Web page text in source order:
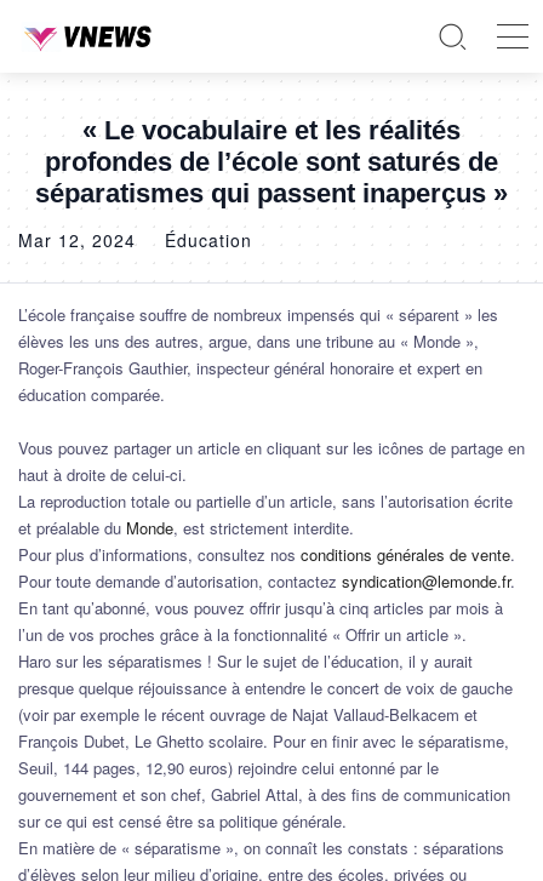
« Le vocabulaire et les réalités
profondes de l’école sont saturés de
séparatismes qui passent inaperçus »
Mar 12, 2024 Éducation
L’école française souffre de nombreux impensés qui « séparent » les
élèves les uns des autres, argue, dans une tribune au « Monde »,
Roger-François Gauthier, inspecteur général honoraire et expert en
éducation comparée.
Vous pouvez partager un article en cliquant sur les icônes de partage en
haut à droite de celui-ci.
La reproduction totale ou partielle d’un article, sans l’autorisation écrite
et préalable du Monde, est strictement interdite.
Pour plus d’informations, consultez nos conditions générales de vente.
Pour toute demande d’autorisation, contactez syndication@lemonde.fr.
En tant qu’abonné, vous pouvez offrir jusqu’à cinq articles par mois à
l’un de vos proches grâce à la fonctionnalité « Offrir un article ».
Haro sur les séparatismes ! Sur le sujet de l’éducation, il y aurait
presque quelque réjouissance à entendre le concert de voix de gauche
(voir par exemple le récent ouvrage de Najat Vallaud-Belkacem et
François Dubet, Le Ghetto scolaire. Pour en finir avec le séparatisme,
Seuil, 144 pages, 12,90 euros) rejoindre celui entonné par le
gouvernement et son chef, Gabriel Attal, à des fins de communication
sur ce qui est censé être sa politique générale.
En matière de « séparatisme », on connaît les constats : séparations
d’élèves selon leur milieu d’origine, entre des écoles, privées ou